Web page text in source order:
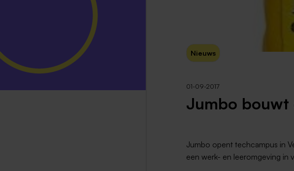
Kerkrade
Nieuws
01-09-2017
Jumbo bouwt
Jumbo opent techcampus in
een werk- en leeromgeving in